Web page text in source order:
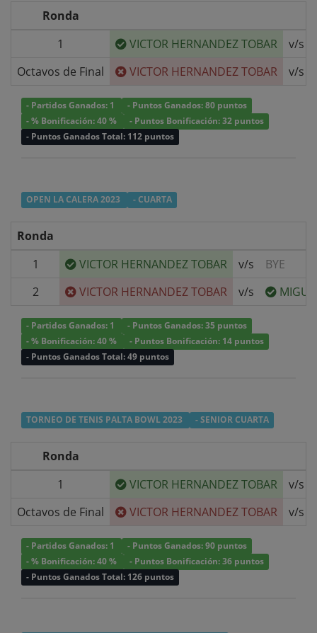
Ronda
1
VICTOR HERNANDEZ TOBAR v/s
Octavos de Final
VICTOR HERNANDEZ TOBAR v/s
- Partidos Ganados: 1
- Puntos Ganados: 80 puntos
- % Bonificación: 40 %
- Puntos Bonificación: 32 puntos
- Puntos Ganados Total: 112 puntos
OPEN LA CALERA 2023 - CUARTA
Ronda
1
VICTOR HERNANDEZ TOBAR v/s
BYE
2
VICTOR HERNANDEZ TOBAR v/s
- Partidos Ganados: 1
- Puntos Ganados: 35 puntos
- % Bonificación: 40 %
- Puntos Bonificación: 14 puntos
- Puntos Ganados Total: 49 puntos
TORNEO DE TENIS PALTA BOWL 2023 - SENIOR CUARTA
Ronda
1
VICTOR HERNANDEZ TOBAR v/s
Octavos de Final
VICTOR HERNANDEZ TOBAR v/s
- Partidos Ganados: 1
- Puntos Ganados: 90 puntos
- % Bonificación: 40 %
- Puntos Bonificación: 36 puntos
- Puntos Ganados Total: 126 puntos